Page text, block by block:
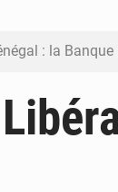
: la Banque mondiale annonce
: les subventions à l’énergie